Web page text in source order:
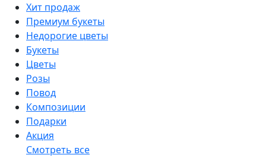
Хит продаж
Премиум букеты
Недорогие цветы
Букеты
Цветы
Розы
Повод
Композиции
Подарки
Акция
Смотреть все